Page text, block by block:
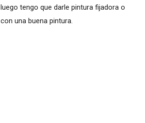
tengo que darle pintura fijadora o
una buena pintura.